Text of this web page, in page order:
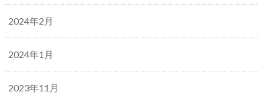
2024年2月
2024年1月
2023年11月